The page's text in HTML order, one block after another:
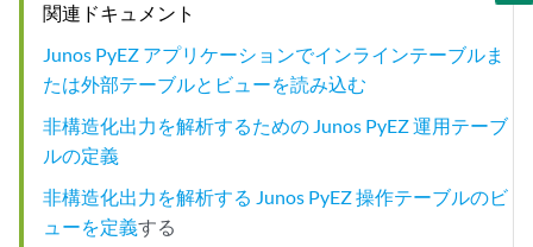
pprint( json. loads(
関連ドキュメント
Junos PyEZ アプリケーションでインラインテーブルま
たは外部テーブルとビューを読み込む
非構造化出力を解析するための Junos PyEZ 運用テーブ
ルの定義
非構造化出力を解析する Junos PyEZ 操作テーブルのビ
ューを定義する